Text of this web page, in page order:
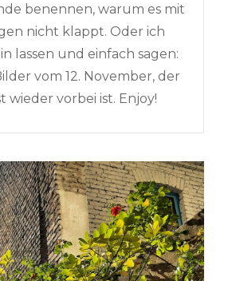
benennen, warum es mit
nicht klappt. Oder ich
lassen und einfach sagen:
vom 12. November, der
wieder vorbei ist. Enjoy!